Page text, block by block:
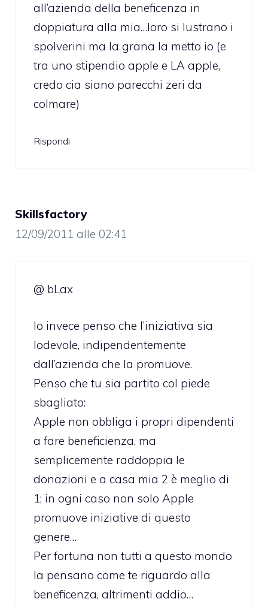
all’azienda della beneficenza in
doppiatura alla mia…loro si lustrano i
spolverini ma la grana la metto io (e
tra uno stipendio apple e LA apple,
credo cia siano parecchi zeri da
colmare)
Rispondi
Skillsfactory
12/09/2011 alle 02:41
@ bLax
Io invece penso che l’iniziativa sia
lodevole, indipendentemente
dall’azienda che la promuove.
Penso che tu sia partito col piede
sbagliato:
Apple non obbliga i propri dipendenti
a fare beneficienza, ma
semplicemente raddoppia le
donazioni e a casa mia 2 è meglio di
1; in ogni caso non solo Apple
promuove iniziative di questo
genere…
Per fortuna non tutti a questo mondo
la pensano come te riguardo alla
beneficenza, altrimenti addio…